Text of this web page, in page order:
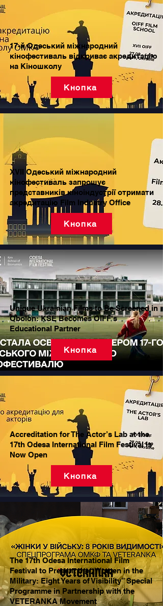
17-й Одеський міжнародний
кінофестиваль відкриває акредитацію
на Кіношколу
Кнопка
XVII Одеський міжнародний
кінофестиваль запрошує
представників кіноіндустрії отримати
акредитацію Film Industry Office
Кнопка
Unique Ukrainian Films to Be Screened in
Obolon: KSE Becomes OIFF's
Educational Partner
Кнопка
Accreditation for The Actor’s Lab at the
17th Odesa International Film Festival Is
Now Open
Кнопка
The 17th Odesa International Film
Festival to Present the “Women in the
Military: Eight Years of Visibility” Special
Programme in Partnership with the
VETERANKA Movement